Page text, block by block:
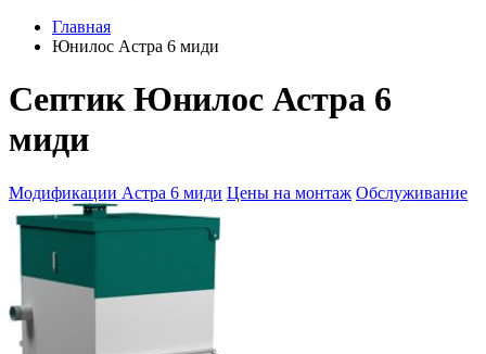
Главная
Юнилос Астра 6 миди
Септик Юнилос Астра 6
миди
Модификации Астра 6 миди Цены на монтаж Обслуживание